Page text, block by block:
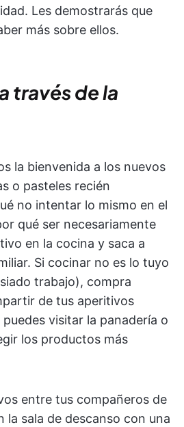
Les demostrarás que
más sobre ellos.
través de la
la bienvenida a los nuevos
o pasteles recién
no intentar lo mismo en el
qué ser necesariamente
en la cocina y saca a
Si cocinar no es lo tuyo
trabajo), compra
de tus aperitivos
visitar la panadería o
los productos más
entre tus compañeros de
la sala de descanso con una